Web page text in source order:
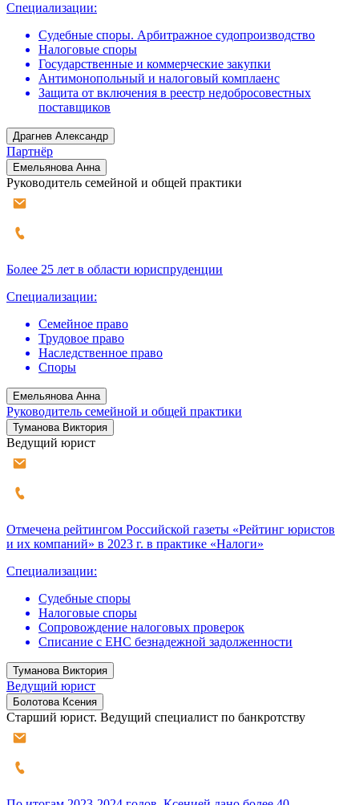
Специализации:
Судебные споры. Арбитражное судопроизводство
Налоговые споры
Государственные и коммерческие закупки
Антимонопольный и налоговый комплаенс
Защита от включения в реестр недобросовестных
поставщиков
Драгнев Александр
Партнёр
Емельянова Анна
Руководитель семейной и общей практики
Более 25 лет в области юриспруденции
Специализации:
Семейное право
Трудовое право
Наследственное право
Споры
Емельянова Анна
Руководитель семейной и общей практики
Туманова Виктория
Ведущий юрист
Отмечена рейтингом Российской газеты «Рейтинг юристов
и их компаний» в 2023 г. в практике «Налоги»
Специализации:
Судебные споры
Налоговые споры
Сопровождение налоговых проверок
Списание с ЕНС безнадежной задолженности
Туманова Виктория
Ведущий юрист
Болотова Ксения
Старший юрист. Ведущий специалист по банкротству